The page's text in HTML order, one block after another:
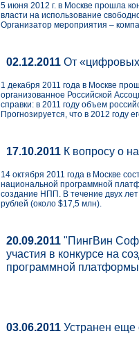
5 июня 2012 г. в Москве прошла
власти на использование
Организатор мероприятия –
02.12.2011 От «цифровых
1 декабря 2011 года в Москве
организованное Российской
справки: в 2011 году объем
Прогнозируется, что в 2012 году
17.10.2011 К вопросу о
14 октября 2011 года в Москве
национальной программной
создание НПП. В течение двух
рублей (около $17,5 млн).
20.09.2011 "ПингВин
участия в конкурсе на
программной
03.06.2011 Устранен еще